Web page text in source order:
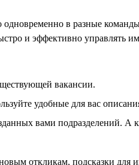
одновременно в разные
и эффективно управлять
вакансии.
удобные для вас
вами подразделений. А